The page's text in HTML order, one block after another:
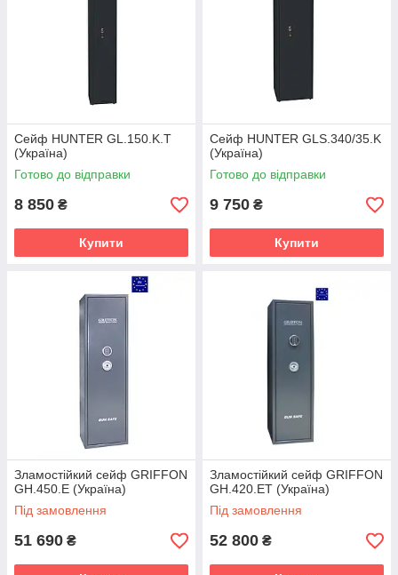
Сейф HUNTER GL.150.K.T
(Україна)
Готово до відправки
8 850 ₴
Купити
Сейф HUNTER GLS.340/35.K
(Україна)
Готово до відправки
9 750 ₴
Купити
Зламостійкий сейф GRIFFON
GH.450.E (Україна)
Під замовлення
51 690 ₴
Зламостійкий сейф GRIFFON
GH.420.ET (Україна)
Під замовлення
52 800 ₴